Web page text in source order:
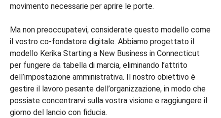
movimento necessarie per aprire le porte.
Ma non preoccupatevi, considerate questo modello come
il vostro co-fondatore digitale. Abbiamo progettato il
modello Kerika Starting a New Business in Connecticut
per fungere da tabella di marcia, eliminando l’attrito
dell’impostazione amministrativa. Il nostro obiettivo è
gestire il lavoro pesante dell’organizzazione, in modo che
possiate concentrarvi sulla vostra visione e raggiungere il
giorno del lancio con fiducia.